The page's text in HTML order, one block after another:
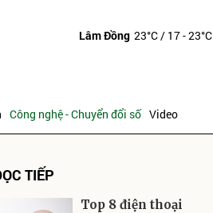
Lâm Đồng 23°C/ 17 - 23°C
Công nghệ - Chuyển đổi số Video
TIẾP
Top 8 điện thoại